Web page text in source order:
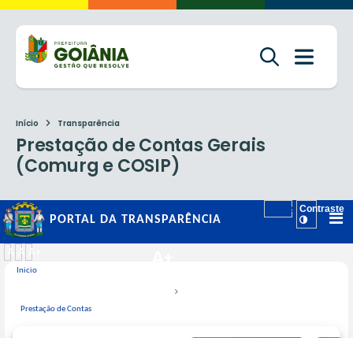
Início Transparência
Prestação de Contas Gerais
(Comurg e COSIP)